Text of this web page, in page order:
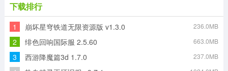
下载排行
1 崩坏星穹铁道无限资源版 v1.3.0 236.0MB
2 绯色回响国际服 2.5.60 663.0MB
3 西游降魔篇3d 1.7.0 237.0MB